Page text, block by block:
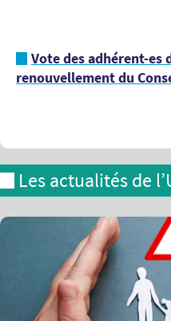
Vote des adhérent-es
renouvellement du
Les actualités de